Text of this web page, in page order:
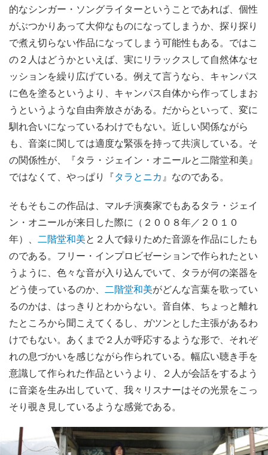
的なシンガー・ソングライターということであれば、個性
がぶつかりあって大仰なものになってしまうか、探り探り
で煮え切らない作品になってしまう可能性もある。ではこ
の２人はどうかといえば、実にリラックスして自然体なセ
ッションを繰り広げている。例えて言うなら、キャンパス
に色を塗るというより、キャンパス自体から作ってしまお
うというような自由奔放さがある。だからといって、変に
馴れ合いになっているわけでもない。近しい関係ながら
も、音楽に関しては適度な緊張を持って共演している。そ
の関係性が、『タラ・ジェイン・オニールと二階堂和美』
ではなくて、やっぱり『タラとニカ』なのである。
そもそもこの作品は、マルチ演奏家でもあるタラ・ジェイ
ン・オニールが来日した際に（２００８年／２０１０
年）、 二階堂和美と２人で録りためた音源を作品にしたも
のである。フリー・インプロビゼーションで作られたとい
うように、色々な音が入り込んでいて、タラが何の楽器を
どう使っているのか、 二階堂和美がどんな言葉を歌ってい
るのかは、はっきりとわからない。音自体、ちょっと離れ
たところから聞こえてくるし、ガツンとした主張があるわ
けでもない。あくまで２人が呼応するような形で、それぞ
れの息づかいを感じながら作られている。幅広い聴き手を
意識して作られた作品というより、２人が会話をするよう
に音楽を生み出していて、我々リスナーはその光景をこっ
そり覗き見しているような感覚である。